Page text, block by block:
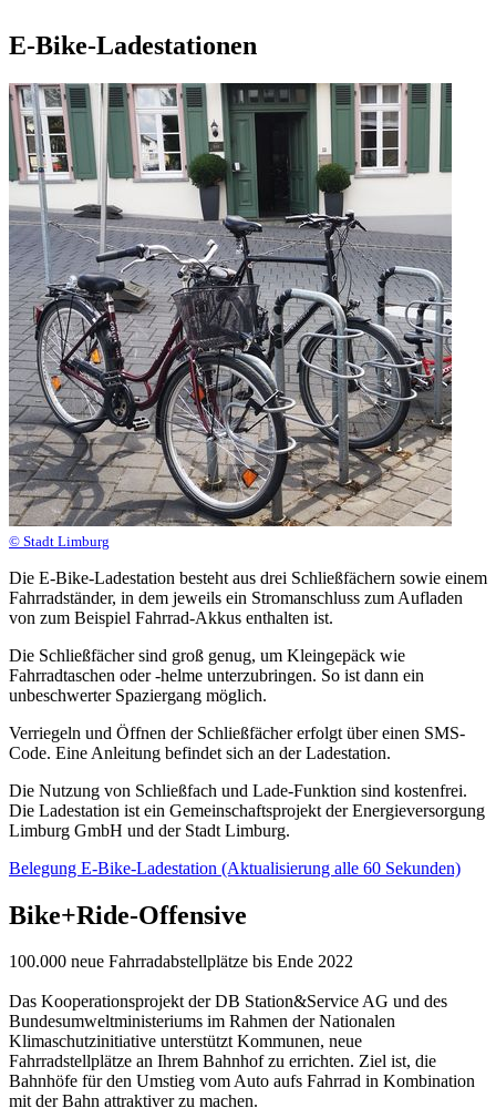
E-Bike-Ladestationen
© Stadt Limburg
Die E-Bike-Ladestation besteht aus drei Schließfächern sowie einem
Fahrradständer, in dem jeweils ein Stromanschluss zum Aufladen
von zum Beispiel Fahrrad-Akkus enthalten ist.
Die Schließfächer sind groß genug, um Kleingepäck wie
Fahrradtaschen oder -helme unterzubringen. So ist dann ein
unbeschwerter Spaziergang möglich.
Verriegeln und Öffnen der Schließfächer erfolgt über einen SMS-
Code. Eine Anleitung befindet sich an der Ladestation.
Die Nutzung von Schließfach und Lade-Funktion sind kostenfrei.
Die Ladestation ist ein Gemeinschaftsprojekt der Energieversorgung
Limburg GmbH und der Stadt Limburg.
Belegung E-Bike-Ladestation (Aktualisierung alle 60 Sekunden)
Bike+Ride-Offensive
100.000 neue Fahrradabstellplätze bis Ende 2022
Das Kooperationsprojekt der DB Station&Service AG und des
Bundesumweltministeriums im Rahmen der Nationalen
Klimaschutzinitiative unterstützt Kommunen, neue
Fahrradstellplätze an Ihrem Bahnhof zu errichten. Ziel ist, die
Bahnhöfe für den Umstieg vom Auto aufs Fahrrad in Kombination
mit der Bahn attraktiver zu machen.